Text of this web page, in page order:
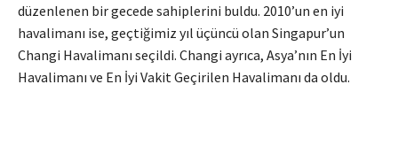
düzenlenen bir gecede sahiplerini buldu. 2010’un en iyi
havalimanı ise, geçtiğimiz yıl üçüncü olan Singapur’un
Changi Havalimanı seçildi. Changi ayrıca, Asya’nın En İyi
Havalimanı ve En İyi Vakit Geçirilen Havalimanı da oldu.